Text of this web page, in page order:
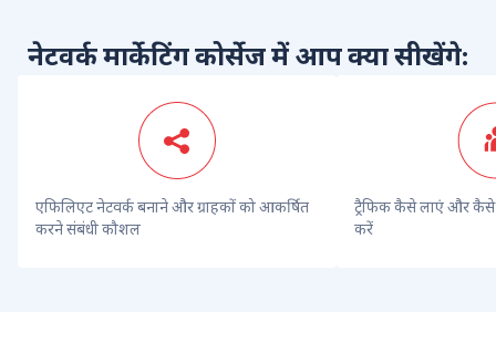
नेटवर्क मार्केटिंग कोर्सेज में आप क्या सीखेंगे:
एफिलिएट नेटवर्क बनाने और ग्राहकों को आकर्षित
करने संबंधी कौशल
ट्रैफिक कैसे लाएं और कैसे
करें